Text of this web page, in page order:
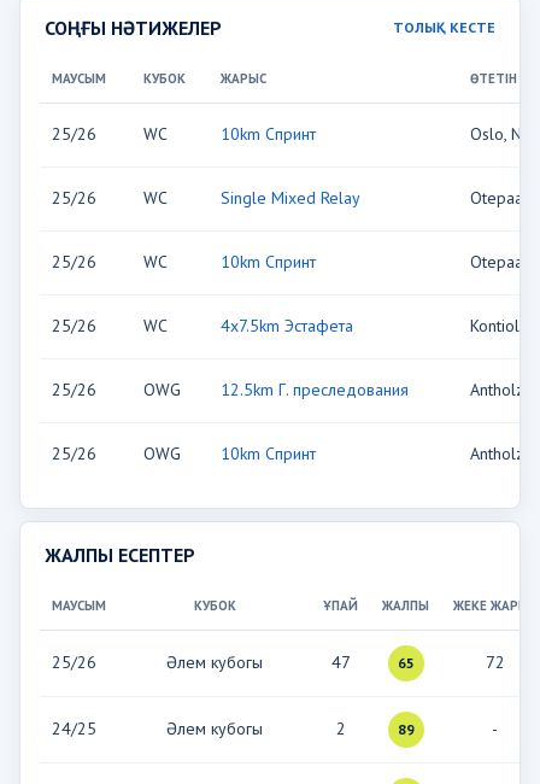
СОҢҒЫ НӘТИЖЕЛЕР ТОЛЫҚ КЕСТЕ
МАУСЫМ КУБОК ЖАРЫС ӨТЕТІН
25/26 WC 10km Спринт Oslo,
25/26 WC Single Mixed Relay Otepaa,
25/26 WC 10km Спринт Otepaa,
25/26 WC 4x7.5km Эстафета
25/26 OWG 12.5km Г. преследования Antholz,
25/26 OWG 10km Спринт Antholz,
ЖАЛПЫ ЕСЕПТЕР
МАУСЫМ КУБОК ҰПАЙ ЖАЛПЫ ЖЕКЕ ЖАРЫС
25/26 Әлем кубогы 47 65 72
24/25 Әлем кубогы 2 89 -